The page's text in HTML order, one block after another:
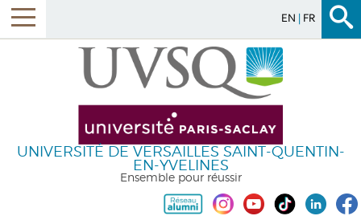
EN FR
UNIVERSITÉ DE VERSAILLES SAINT-QUENTIN-
EN-YVELINES
Ensemble pour réussir